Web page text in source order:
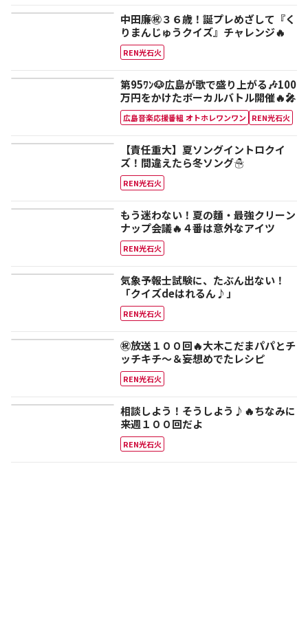
中田廉㊗３６歳！誕プレめざして『く
りまんじゅうクイズ』チャレンジ🔥
REN光石火
第95ﾜﾝ🐶広島が歌で盛り上がる🎶100
万円をかけたボーカルバトル開催🔥🎤
広島音楽応援番組 オトホレワンワン REN光石火
【責任重大】夏ソングイントロクイ
ズ！間違えたら冬ソング☃
REN光石火
もう迷わない！夏の麵・最強クリーン
ナップ会議🔥４番は意外なアイツ
REN光石火
気象予報士試験に、たぶん出ない！
「クイズdeはれるん♪」
REN光石火
㊗放送１００回🔥大木こだまパパとチ
ッチキチ～＆妄想めでたレシピ
REN光石火
相談しよう！そうしよう♪🔥ちなみに
来週１００回だよ
REN光石火